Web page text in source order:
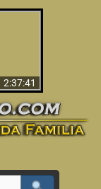
2:37:41